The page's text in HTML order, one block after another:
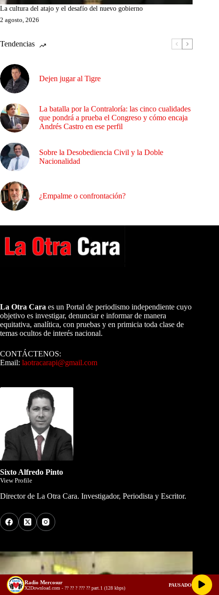
La cultura del atajo y el desafío del nuevo gobierno
2 agosto, 2026
Tendencias
Dejen jugar al Tigre
La batalla por la Contraloría: las cinco cualidades
que pondrá a prueba el Congreso y cómo encaja
Andrés Castro en ese perfil
Sobre la Desobediencia Civil y la Doble
Nacionalidad
¿Empalme o confrontación?
La Otra Cara es un Portal de periodismo independiente cuyo
objetivo es investigar, denunciar e informar de manera
equitativa, analítica, con pruebas y en primicia toda clase de
temas ocultos de interés nacional.
CONTÁCTENOS:
Email: laotracarapi@gmail.com
Sixto Alfredo Pinto
View Profile
Director de La Otra Cara. Investigador, Periodista y Escritor.
Radio Mercosur
X2Download.com - ?? ?? ? ??? ?? part.1 (128 kbps)
PAUSADO